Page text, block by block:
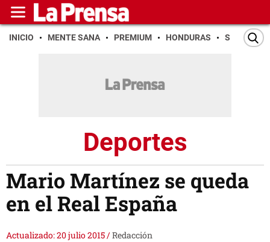
INICIO MENTE SANA PREMIUM HONDURAS SAN PEDRO
Deportes
Mario Martínez se queda
en el Real España
Actualizado: 20 julio 2015/Redacción